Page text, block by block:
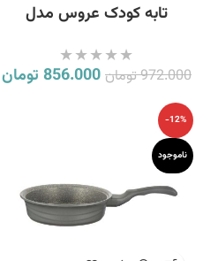
تابه کودک عروس مدل
12
972.000تومان856.000 تومان
-12%
ناموجود